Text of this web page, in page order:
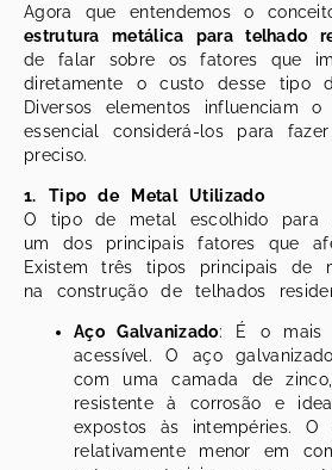
Agora que entendemos o
estrutura metálica para telhado
de falar sobre os fatores que
diretamente o custo desse tipo
Diversos elementos influenciam
essencial considerá-los para
preciso.
1. Tipo de Metal Utilizado
O tipo de metal escolhido para
um dos principais fatores que
Existem três tipos principais de
na construção de telhados
Aço Galvanizado: É o mais
acessível. O aço
com uma camada de
resistente à corrosão e
expostos às intempéries. O
relativamente menor em